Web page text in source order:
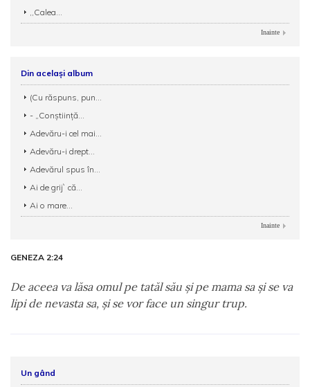
,,Calea...
Inainte
Din același album
(Cu răspuns, pun...
- „Conștiință...
Adevăru-i cel mai...
Adevăru-i drept...
Adevărul spus în...
Ai de grij` că...
Ai o mare...
Inainte
GENEZA 2:24
De aceea va lăsa omul pe tatăl său şi pe mama sa şi se va
lipi de nevasta sa, şi se vor face un singur trup.
Un gând